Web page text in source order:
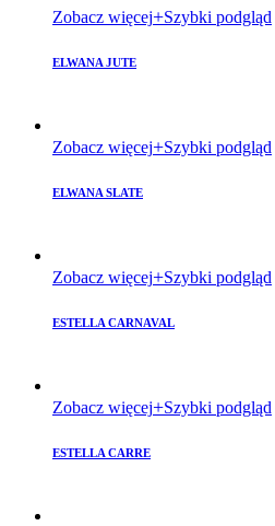
Zobacz więcej Szybki podgląd
ELWANA JUTE
Zobacz więcej Szybki podgląd
ELWANA SLATE
Zobacz więcej Szybki podgląd
ESTELLA CARNAVAL
Zobacz więcej Szybki podgląd
ESTELLA CARRE